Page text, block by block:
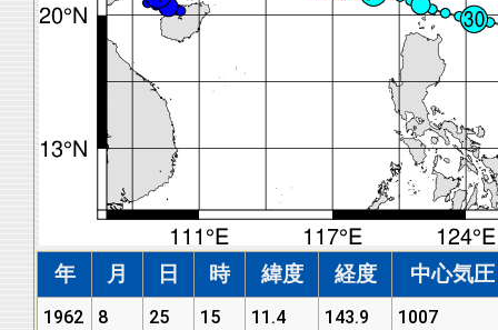
年 月 日 時 緯度 経度 中心気
1962 8 25 15 11.4 143.9
1007